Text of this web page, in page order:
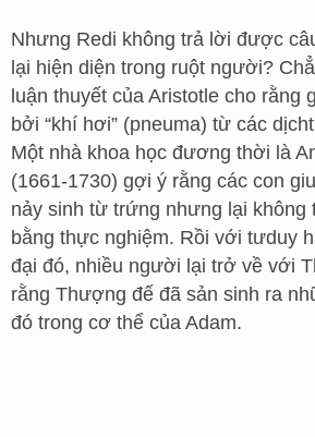
Nhưng Redi không trả lời được
lại hiện diện trong ruột người?
luận thuyết của Aristotle cho rằng
bởi “khí hơi” (pneuma) từ các
Một nhà khoa học đương thời là
(1661-1730) gợi ý rằng các con
nảy sinh từ trứng nhưng lại không
bằng thực nghiệm. Rồi với tưduy
đại đó, nhiều người lại trở về với
rằng Thượng đế đã sản sinh ra
đó trong cơ thể của Adam.